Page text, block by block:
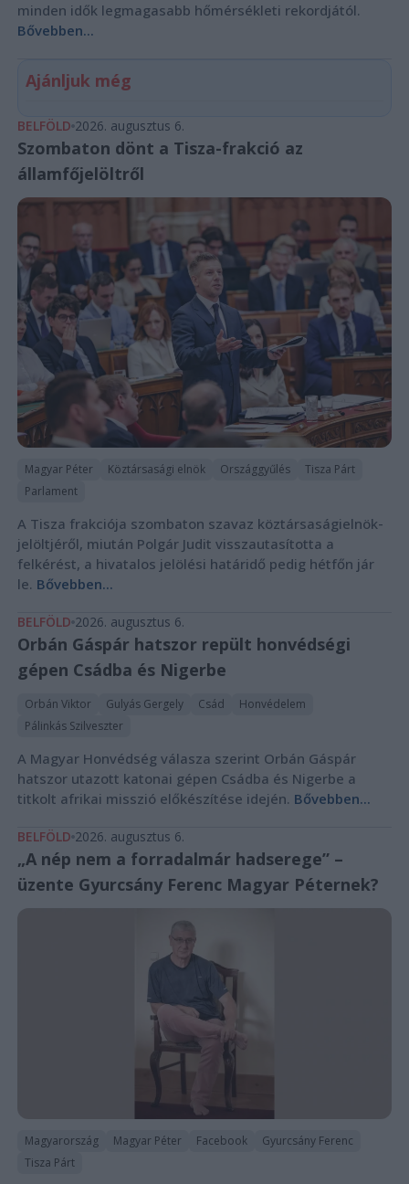
minden idők legmagasabb hőmérsékleti rekordjától.
Bővebben...
Ajánljuk még
BELFÖLD 2026. augusztus 6.
Szombaton dönt a Tisza-frakció az
államfőjelöltről
Magyar Péter Köztársasági elnök Országgyűlés
Tisza Párt
Parlament
A Tisza frakciója szombaton szavaz köztársaságielnök-
jelöltjéről, miután Polgár Judit visszautasította a
felkérést, a hivatalos jelölési határidő pedig hétfőn jár
le. Bővebben...
BELFÖLD 2026. augusztus 6.
Orbán Gáspár hatszor repült honvédségi
gépen Csádba és Nigerbe
Orbán Viktor Gulyás Gergely Csád
Honvédelem
Pálinkás Szilveszter
A Magyar Honvédség válasza szerint Orbán Gáspár
hatszor utazott katonai gépen Csádba és Nigerbe a
titkolt afrikai misszió előkészítése idején. Bővebben...
BELFÖLD 2026. augusztus 6.
„A nép nem a forradalmár hadserege” –
üzente Gyurcsány Ferenc Magyar Péternek?
Magyarország Magyar Péter Facebook
Gyurcsány Ferenc
Tisza Párt